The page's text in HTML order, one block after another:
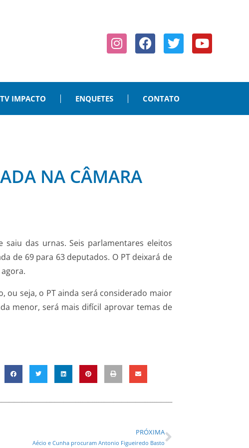
TV IMPACTO ENQUETES CONTATO
NA CÂMARA
das urnas. Seis parlamentares eleitos
de 69 para 63 deputados. O PT deixará de
seja, o PT ainda será considerado maior
menor, será mais difícil aprovar temas de
PRÓXIMA
Aécio e Cunha procuram Antonio Figueiredo Basto